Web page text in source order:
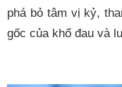
phá bỏ tâm vị kỷ,
gốc của khổ đau và